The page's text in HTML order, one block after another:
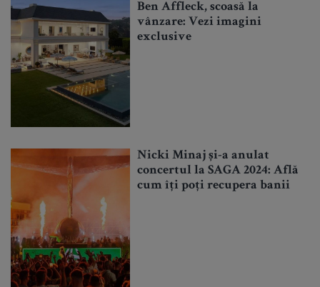
Ben Affleck, scoasă la
vânzare: Vezi imagini
exclusive
Nicki Minaj și-a anulat
concertul la SAGA 2024: Află
cum îți poți recupera banii